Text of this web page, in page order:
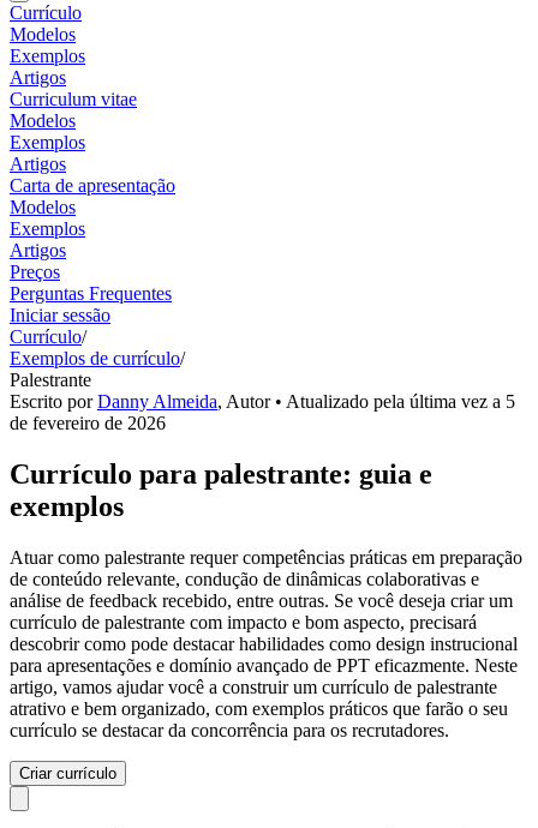
Currículo
Modelos
Exemplos
Artigos
Curriculum vitae
Modelos
Exemplos
Artigos
Carta de apresentação
Modelos
Exemplos
Artigos
Preços
Perguntas Frequentes
Iniciar sessão
Currículo/
Exemplos de currículo/
Palestrante
Escrito porDanny Almeida, Autor• Atualizado pela última vez a 5
de fevereiro de 2026
Currículo para palestrante: guia e
exemplos
Atuar como palestrante requer competências práticas em preparação
de conteúdo relevante, condução de dinâmicas colaborativas e
análise de feedback recebido, entre outras. Se você deseja criar um
currículo de palestrante com impacto e bom aspecto, precisará
descobrir como pode destacar habilidades como design instrucional
para apresentações e domínio avançado de PPT eficazmente. Neste
artigo, vamos ajudar você a construir um currículo de palestrante
atrativo e bem organizado, com exemplos práticos que farão o seu
currículo se destacar da concorrência para os recrutadores.
Criar currículo